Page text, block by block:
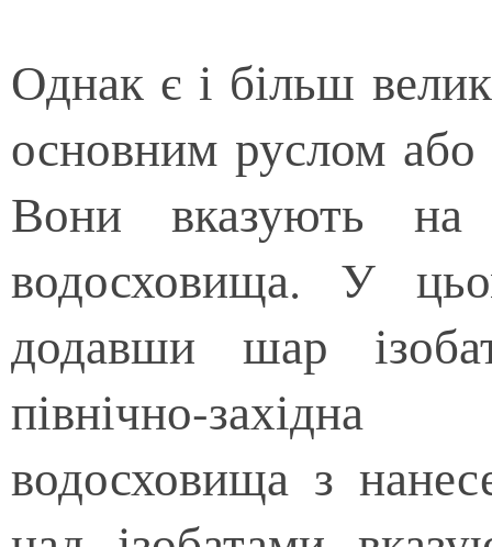
Однак є і більш
основним руслом або
Вони вказують на
водосховища. У
додавши шар
північно-
водосховища з